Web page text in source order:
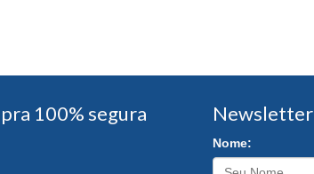
100% segura Newsletter
Nome: